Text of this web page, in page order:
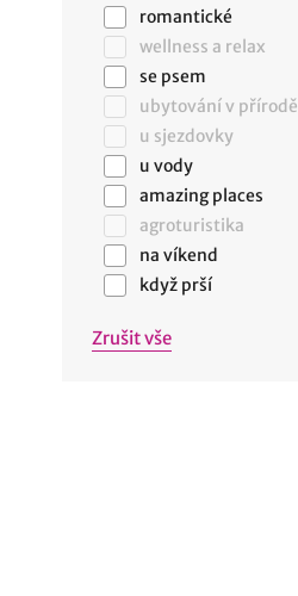
romantické
wellness a relax
se psem
ubytování v přírodě
u sjezdovky
u vody
amazing places
agroturistika
na víkend
když prší
Zrušit vše